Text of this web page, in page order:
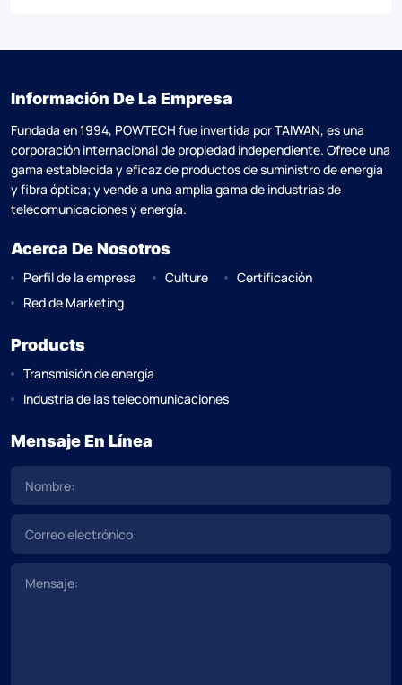
Información De La Empresa
Fundada en 1994, POWTECH fue invertida por TAlWAN, es una
corporación internacional de propiedad independiente. Ofrece una
gama establecida y eficaz de productos de suministro de energía
y fibra óptica; y vende a una amplia gama de industrias de
telecomunicaciones y energía.
Acerca De Nosotros
Perfil de la empresa Culture
Certificación
Red de Marketing
Products
Transmisión de energía
Industria de las telecomunicaciones
Mensaje En Línea